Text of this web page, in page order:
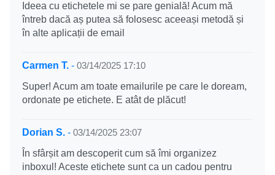
Ideea cu etichetele mi se pare genială! Acum mă
întreb dacă aș putea să folosesc aceeași metodă și
în alte aplicații de email
Carmen T. - 03/14/2025 17:10
Super! Acum am toate emailurile pe care le doream,
ordonate pe etichete. E atât de plăcut!
Dorian S. - 03/14/2025 23:07
În sfârșit am descoperit cum să îmi organizez
inboxul! Aceste etichete sunt ca un cadou pentru